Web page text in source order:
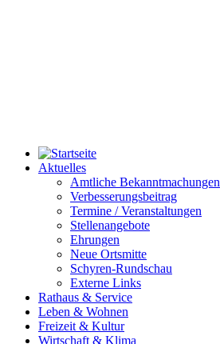
Aktuelles
Amtliche Bekanntmachungen
Verbesserungsbeitrag
Termine / Veranstaltungen
Stellenangebote
Ehrungen
Neue Ortsmitte
Schyren-Rundschau
Externe Links
Rathaus & Service
Leben & Wohnen
Freizeit & Kultur
Wirtschaft & Klima